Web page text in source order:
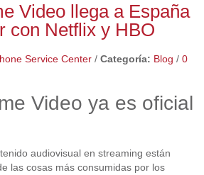
Video llega a España
con Netflix y HBO
Service Center/ Categoría: Blog / 0
Video ya es oficial
audiovisual en streaming están
las cosas más consumidas por los